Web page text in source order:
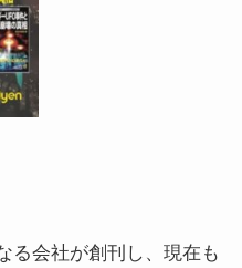
る会社が創刊し、現在も